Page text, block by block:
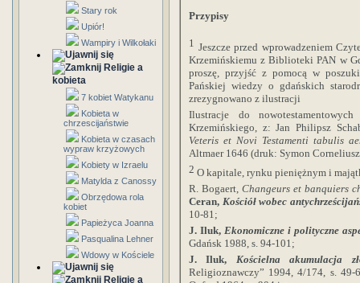
Stary rok
Upiór!
Wampiry i Wilkołaki
Religie a
kobieta
7 kobiet Watykanu
Kobieta w
chrzescijaństwie
Kobieta w czasach
wypraw krzyżowych
Kobiety w Izraelu
Matylda z Canossy
Obrzędowa rola
kobiet
Papieżyca Joanna
Pasqualina Lehner
Wdowy w Kościele
Religie a
Przypisy
1 Jeszcze przed wprowadzeniem
Krzemińskiemu z Biblioteki PAN w
proszę, przyjść z pomocą w
Pańskiej wiedzy o gdańskich
zrezygnowano z ilustracji
Ilustracje do
Krzemińskiego, z: Jan Philipsz
Veteris et Novi Testamenti tabulis
Altmaer 1646 (druk: Symon
2 O kapitale, rynku pieniężnym i
R. Bogaert,Changeurs et banquiers
Ceran, Kościół wobec
10-81;
J. Iluk, Ekonomiczne i polityczne
Gdańsk 1988, s. 94-101;
J. Iluk, Kościelna akumulacja
Religioznawczy” 1994, 4/174, s. 49-